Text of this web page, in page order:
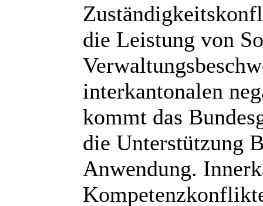
die Leistung von
interkantonalen
kommt das
die Unterstützung
Anwendung.